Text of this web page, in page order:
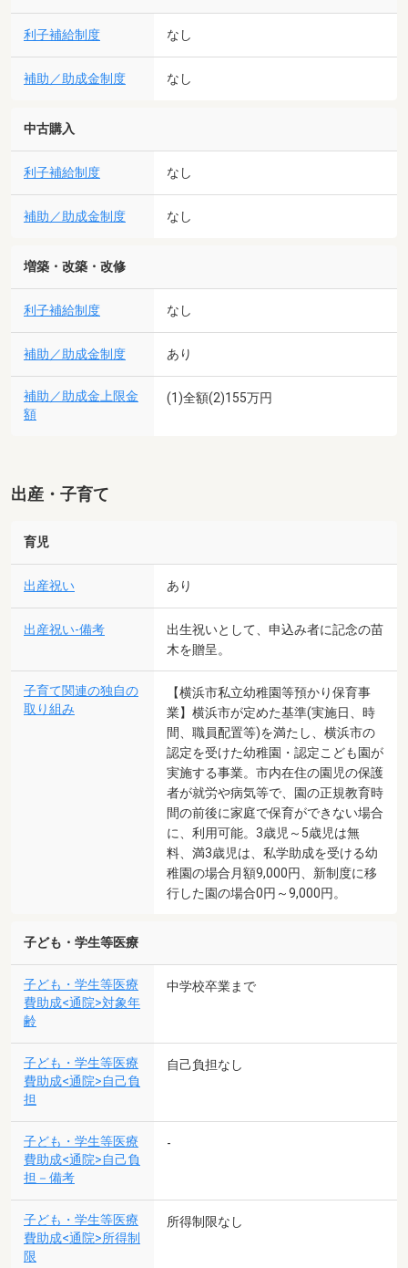
利子補給制度 なし
補助／助成金制度 なし
中古購入
利子補給制度 なし
補助／助成金制度 なし
増築・改築・改修
利子補給制度 なし
補助／助成金制度 あり
補助／助成金上限金
額
(1)全額(2)155万円
出産・子育て
育児
出産祝い あり
出産祝い-備考
出生祝いとして、申込み者に記念の苗
木を贈呈。
子育て関連の独自の
取り組み
【横浜市私立幼稚園等預かり保育事
業】横浜市が定めた基準(実施日、時
間、職員配置等)を満たし、横浜市の
認定を受けた幼稚園・認定こども園が
実施する事業。市内在住の園児の保護
者が就労や病気等で、園の正規教育時
間の前後に家庭で保育ができない場合
に、利用可能。3歳児～5歳児は無
料、満3歳児は、私学助成を受ける幼
稚園の場合月額9,000円、新制度に移
行した園の場合0円～9,000円。
子ども・学生等医療
子ども・学生等医療
費助成<通院>対象年
齢
中学校卒業まで
子ども・学生等医療
費助成<通院>自己負
担
自己負担なし
子ども・学生等医療
費助成<通院>自己負
担－備考
-
子ども・学生等医療
費助成<通院>所得制
限
所得制限なし